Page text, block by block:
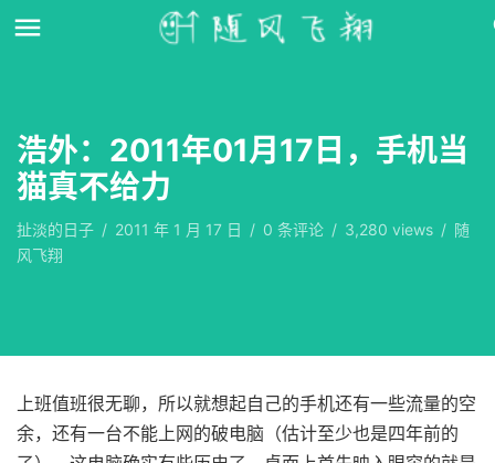
浩外：2011年01月17日，手机当
猫真不给力
扯淡的日子 / 2011 年 1 月 17 日 / 0 条评论 / 3,280 views / 随
风飞翔
上班值班很无聊，所以就想起自己的手机还有一些流量的空
余，还有一台不能上网的破电脑（估计至少也是四年前的